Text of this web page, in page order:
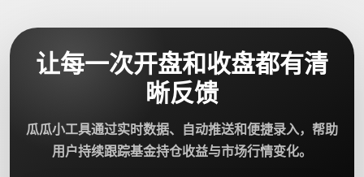
让每一次开盘和收盘都有清
晰反馈
瓜瓜小工具通过实时数据、自动推送和便捷录入，帮助
用户持续跟踪基金持仓收益与市场行情变化。